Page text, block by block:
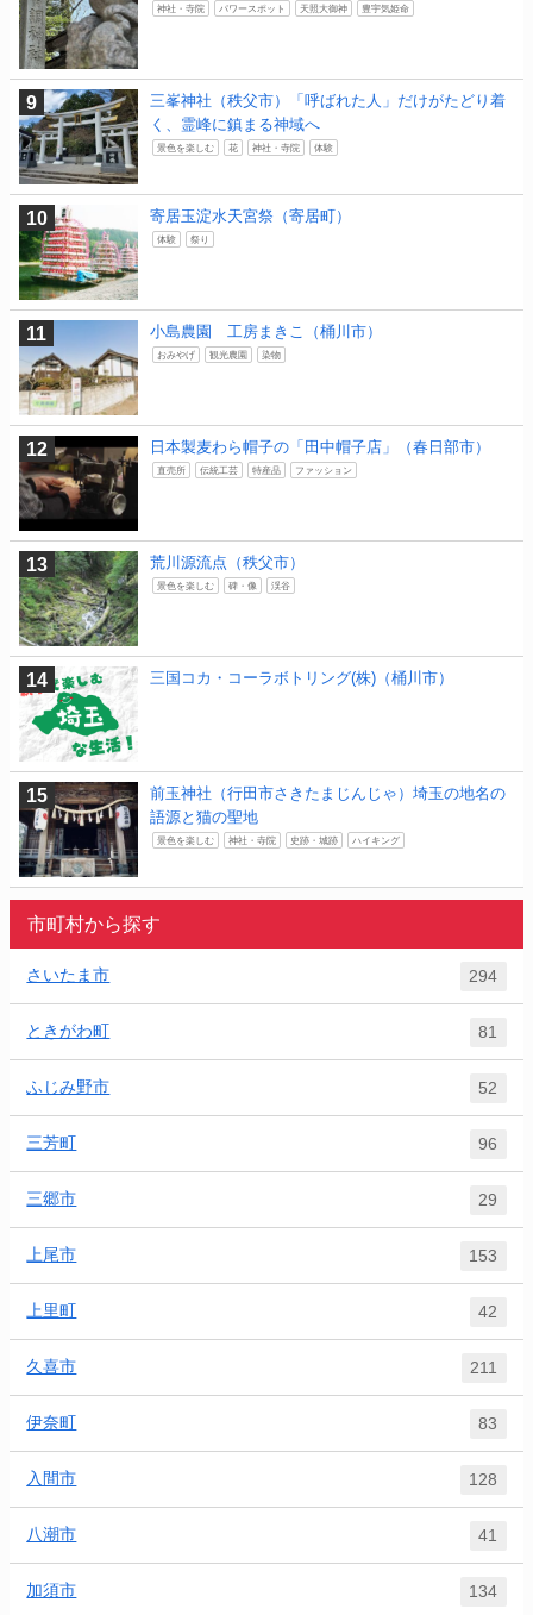
神社・寺院 パワースポット 天照大御神 豊宇気姫命
三峯神社（秩父市）「呼ばれた人」だけがたどり着
く、霊峰に鎮まる神域へ
景色を楽しむ 花 神社・寺院 体験
寄居玉淀水天宮祭（寄居町）
体験 祭り
小島農園 工房まきこ（桶川市）
おみやげ 観光農園 染物
日本製麦わら帽子の「田中帽子店」（春日部市）
直売所 伝統工芸 特産品 ファッション
荒川源流点（秩父市）
景色を楽しむ 碑・像 渓谷
三国コカ・コーラボトリング(株)（桶川市）
前玉神社（行田市さきたまじんじゃ）埼玉の地名の
語源と猫の聖地
景色を楽しむ 神社・寺院 史跡・城跡 ハイキング
市町村から探す
さいたま市 294
ときがわ町 81
ふじみ野市 52
三芳町 96
三郷市 29
上尾市 153
上里町 42
久喜市 211
伊奈町 83
入間市 128
八潮市 41
加須市 134